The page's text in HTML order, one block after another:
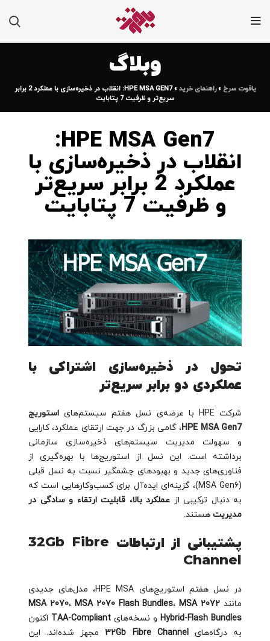
وبلاگ
یاقوت سرخ »راهنمای خرید »
HPE MSA GEN7: انقلاب در ذخیره‌سازی با عملکرد 2 برابر
سریع‌تر و ظرفیت 7 پتابایت
HPE MSA Gen7:
انقلاب در ذخیره‌سازی با
عملکرد 2 برابر سریع‌تر
و ظرفیت 7 پتابایت
تحول در ذخیره‌سازی اشتراکی با
عملکردی دو برابر سریع‌تر
شرکت HPE با عرضه‌ی نسل هفتم سیستم‌های
استوریج
HPE MSA Gen7، گامی بزرگ در جهت ارتقای عملکرد، کارایی
و سهولت مدیریت سیستم‌های ذخیره‌سازی سازمانی
برداشته است. این نسل از استوریج‌ها با بهره‌گیری از
فناوری‌های جدید و بهبودهای چشمگیر نسبت به نسل قبلی
(MSA Gen6)، گزینه‌ای ایده‌آل برای کسب‌وکارهایی است که
به دنبال ترکیبی از عملکرد بالا، قابلیت ارتقاء و سادگی در
مدیریت هستند.
پشتیبانی از ارتباطات 32Gb Fibre
Channel
در نسل هفتم استوریج‌های HPE MSA، مدل‌های جدیدی
مانند
MSA 2070، MSA 2070 Flash Bundles،MSA 2072
Hybrid-Flash Bundles و نسخه‌های TAA-Compliant اکنون
به درگاه‌های32Gb Fibre Channel مجهز شده‌اند. این